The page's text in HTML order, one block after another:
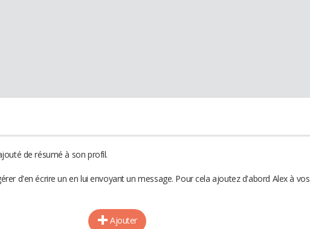
de résumé à son profil.
d'en écrire un en lui envoyant un message. Pour cela ajoutez d'abord Alex à vos
Ajouter